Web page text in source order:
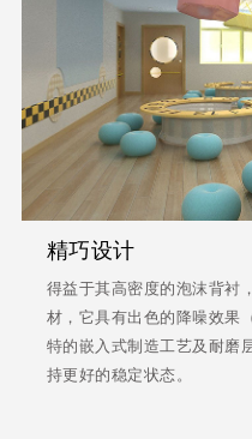
精巧设计
得益于其高密度的泡沫背衬
材，它具有出色的降噪效果
特的嵌入式制造工艺及耐磨
持更好的稳定状态。